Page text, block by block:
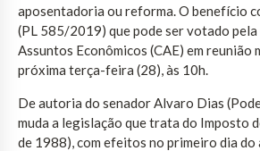
aposentadoria ou reforma. O benefício
(PL 585/2019) que pode ser votado pela
Assuntos Econômicos (CAE) em reunião
próxima terça-feira (28), às 10h.
De autoria do senador Alvaro Dias
muda a legislação que trata do Imposto
de 1988), com efeitos no primeiro dia do